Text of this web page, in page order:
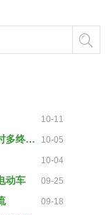
10-11
厢货躲闪电动车撞标志杆 司机被卡车内一小时多终获救 10-05
10-04
动车 09-25
09-18